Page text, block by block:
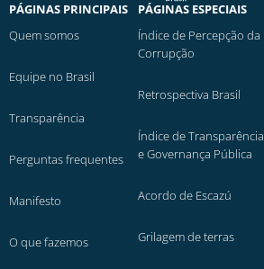
PÁGINAS PRINCIPAIS
Quem somos
Equipe no Brasil
Transparência
Perguntas frequentes
Manifesto
O que fazemos
PÁGINAS ESPECIAIS
Índice de Percepção da
Corrupção
Retrospectiva Brasil
Índice de Transparência
e Governança Pública
Acordo de Escazú
Grilagem de terras